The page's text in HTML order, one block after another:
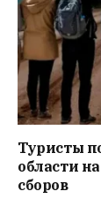
Туристы
области
сборов